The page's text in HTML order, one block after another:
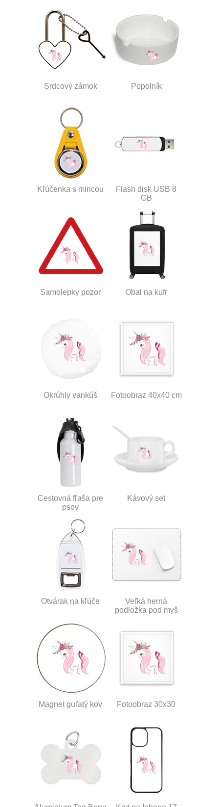
Srdcový zámok Popolník
Kľúčenka s mincou
Flash disk USB 8
GB
Samolepky pozor Obal na kufr
Okrúhly vankúš Fotoobraz 40x40 cm
Cestovná fľaša pre
psov
Kávový set
Otvárak na kľúče
Veľká herná
podložka pod myš
Magnet guľatý kov Fotoobraz 30x30